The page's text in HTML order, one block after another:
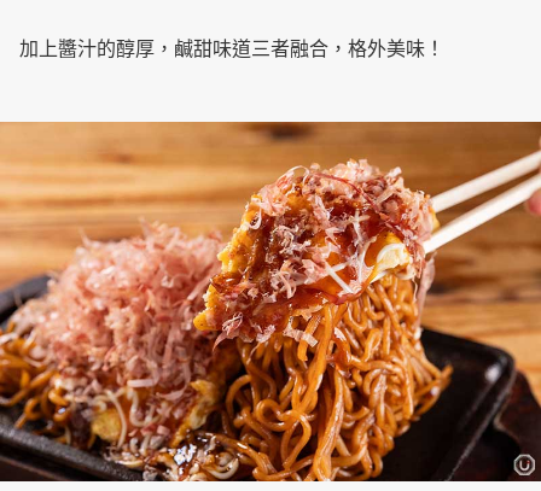
加上醬汁的醇厚，鹹甜味道三者融合，格外美味！